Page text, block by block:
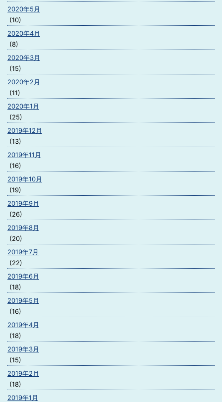
2020年5月
(10)
2020年4月
(8)
2020年3月
(15)
2020年2月
(11)
2020年1月
(25)
2019年12月
(13)
2019年11月
(16)
2019年10月
(19)
2019年9月
(26)
2019年8月
(20)
2019年7月
(22)
2019年6月
(18)
2019年5月
(16)
2019年4月
(18)
2019年3月
(15)
2019年2月
(18)
2019年1月